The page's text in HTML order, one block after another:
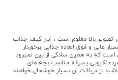
بالا معلوم است ، این کیف جذاب
عالی و فوق العاده جذابی برخوردار
که به همین سادگی از بین نمیرود
پسرانه مناسب بچه های
از دریافت ان بسیار خوشحال خواهند